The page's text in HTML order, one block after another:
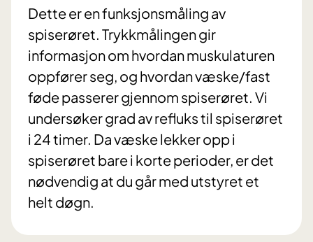
Dette er en funksjonsmåling av
spiserøret. Trykkmålingen gir
informasjon om hvordan muskulaturen
oppfører seg, og hvordan væske/fast
føde passerer gjennom spiserøret. Vi
undersøker grad av refluks til spiserøret
i 24 timer. Da væske lekker opp i
spiserøret bare i korte perioder, er det
nødvendig at du går med utstyret et
helt døgn.